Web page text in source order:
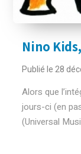
Nino
Publié le 28
Alors que
jours-ci (en
(Universal